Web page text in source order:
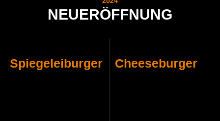
NEUERÖFFNUNG
Spiegeleiburger Cheeseburger